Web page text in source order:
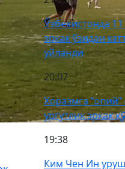
Ўзбекистонда
эркак ўзидан
уйланди
20:07
Хоразмга
ургутлик эркак
19:38
Ким Чен Ин